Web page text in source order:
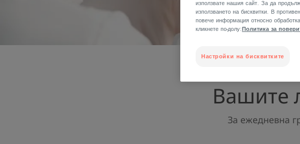
Вашите
За ежедневна
използвате нашия сайт. За да
използването на бисквитки. В
повече информация относно
кликнете по-долу: Политика за
Настройки на бисквитките